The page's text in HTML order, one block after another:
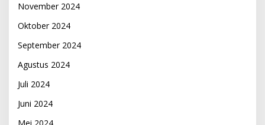
November 2024
Oktober 2024
September 2024
Agustus 2024
Juli 2024
Juni 2024